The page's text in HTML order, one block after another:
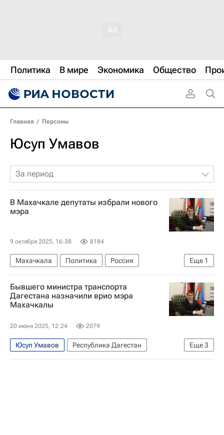
Политика В мире Экономика Общество
Главная / Персоны
Юсуп Умавов
За период
В Махачкале депутаты избрали нового
мэра
9 октября 2025, 16:38 8184
Еще 1
Махачкала Политика
Россия
Республика Дагестан
Бывшего министра транспорта
Дагестана назначили врио мэра
Махачкалы
20 июня 2025, 12:24 2079
Еще3
Юсуп Умавов
Республика Дагестан
Махачкала
Политика Сергей Меликов